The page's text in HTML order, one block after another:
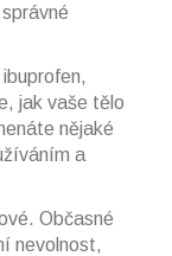
jak vaše tělo
nějaké
a
Občasné
nevolnost,